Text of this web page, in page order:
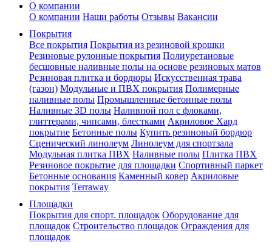
О компании
О компании Наши работы Отзывы Вакансии
Покрытия
Все покрытия Покрытия из резиновой крошки
Резиновые рулонные покрытия Полиуретановые
бесшовные наливные полы на основе резиновых матов
Резиновая плитка и бордюры Искусственная трава
(газон) Модульные и ПВХ покрытия Полимерные
наливные полы Промышленные бетонные полы
Наливные 3D полы Наливной пол с флоками,
глиттерами, чипсами, блестками Акриловое Хард
покрытие Бетонные полы Купить резиновый бордюр
Сценический линолеум Линолеум для спортзала
Модульная плитка ПВХ Наливные полы Плитка ПВХ
Резиновое покрытие для площадки Спортивный паркет
Бетонные основания Каменный ковер Акриловые
покрытия Terraway
Площадки
Покрытия для спорт. площадок Оборудование для
площадок Строительство площадок Ограждения для
площадок